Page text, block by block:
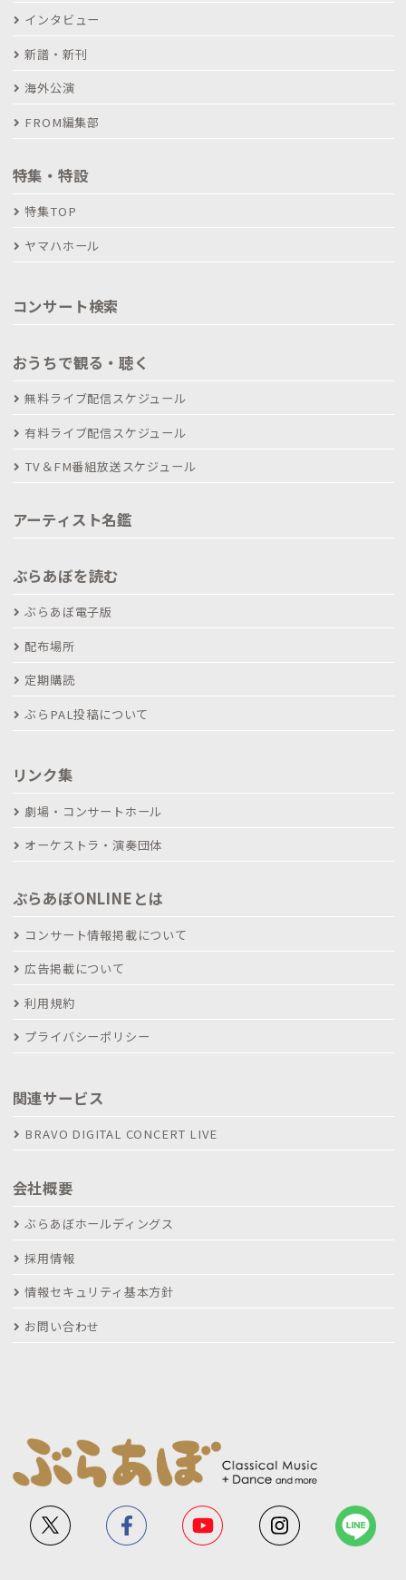
インタビュー
新譜・新刊
海外公演
FROM編集部
特集・特設
特集TOP
ヤマハホール
コンサート検索
おうちで観る・聴く
無料ライブ配信スケジュール
有料ライブ配信スケジュール
TV＆FM番組放送スケジュール
アーティスト名鑑
ぶらあぼを読む
ぶらあぼ電子版
配布場所
定期購読
ぶらPAL投稿について
リンク集
劇場・コンサートホール
オーケストラ・演奏団体
ぶらあぼONLINEとは
コンサート情報掲載について
広告掲載について
利用規約
プライバシーポリシー
関連サービス
BRAVO DIGITAL CONCERT LIVE
会社概要
ぶらあぼホールディングス
採用情報
情報セキュリティ基本方針
お問い合わせ